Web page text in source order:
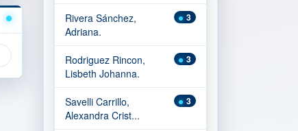
3
Rivera Sánchez,
Adriana.
3
Rodriguez Rincon,
Lisbeth Johanna.
3
Savelli Carrillo,
Alexandra Crist...